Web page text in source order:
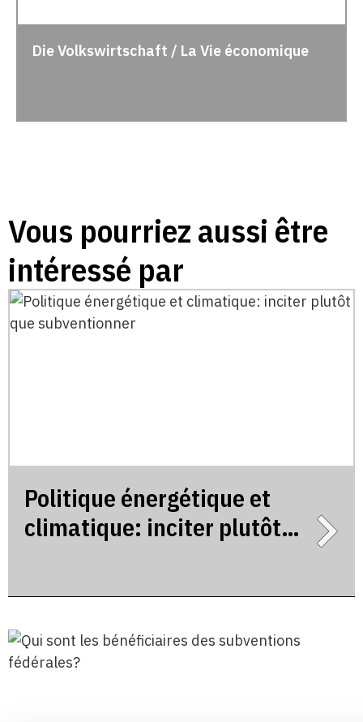
Die Volkswirtschaft / La Vie économique
Vous pourriez aussi être
intéressé par
Politique énergétique et
climatique: inciter plutôt